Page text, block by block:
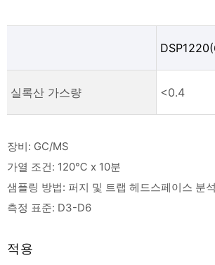
실록산 가스량 <0.4
장비: GC/MS
가열 조건: 120℃ x 10분
샘플링 방법: 퍼지 및 트랩 헤드스페이스 분석
측정 표준: D3-D6
적용